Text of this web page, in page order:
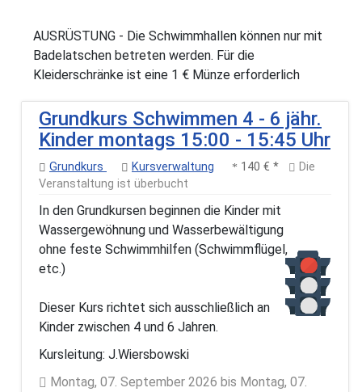
AUSRÜSTUNG - Die Schwimmhallen können nur mit
Badelatschen betreten werden. Für die
Kleiderschränke ist eine 1 € Münze erforderlich
Grundkurs Schwimmen 4 - 6 jähr.
Kinder montags 15:00 - 15:45 Uhr
Grundkurs Kursverwaltung 140 € *
Die
Veranstaltung ist überbucht
In den Grundkursen beginnen die Kinder mit
Wassergewöhnung und Wasserbewältigung
ohne feste Schwimmhilfen (Schwimmflügel,
etc.)
Dieser Kurs richtet sich ausschließlich an
Kinder zwischen 4 und 6 Jahren.
Kursleitung: J.Wiersbowski
Montag, 07. September 2026 bis Montag, 07.